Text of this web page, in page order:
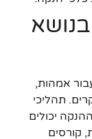
אמהות,
תהליכי
יכולים
קורסים